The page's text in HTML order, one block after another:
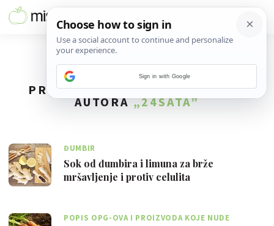
PRONAĐENO205REZULTATA ZA
AUTORA„24SATA”
ĐUMBIR
Sok od đumbira i limuna za brže
mršavljenje i protiv celulita
POPIS OPG-OVA I PROIZVODA KOJE NUDE
Sign in with Google